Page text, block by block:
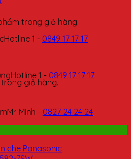
trong giỏ hàng.
giỏ hàng.
Hotline 1 - 0849 17 17 17
Hotline 1 - 0849 17 17 17
Mr. Minh - 0827 24 24 24